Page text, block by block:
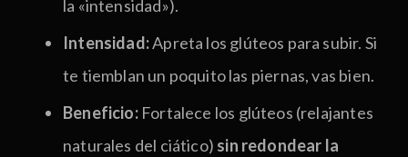
la «intensidad»).
Intensidad:Apreta los glúteos para subir. Si
te tiemblan un poquito las piernas, vas bien.
Beneficio:Fortalece los glúteos (relajantes
naturales del ciático) sin redondear la